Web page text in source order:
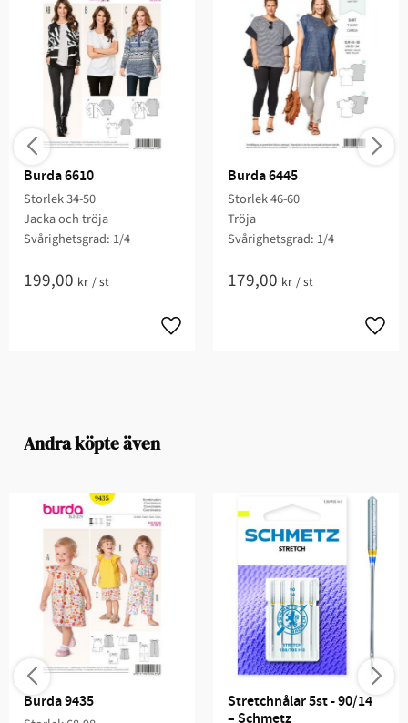
Burda 6610
Storlek 34-50
Jacka och tröja
Svårighetsgrad: 1/4​
199,00 kr /st
Burda 6445
Storlek 46-60
Tröja
Svårighetsgrad: 1/4​
179,00 kr /st
Andra köpte även
Burda 9435
Stretchnålar 5st - 90/14
– Schmetz